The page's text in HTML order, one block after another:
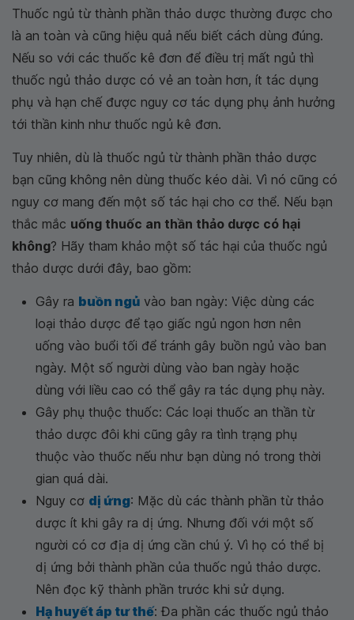
Thuốc ngủ từ thành phần thảo dược thường được cho
là an toàn và cũng hiệu quả nếu biết cách dùng đúng.
Nếu so với các thuốc kê đơn để điều trị mất ngủ thì
thuốc ngủ thảo dược có vẻ an toàn hơn, ít tác dụng
phụ và hạn chế được nguy cơ tác dụng phụ ảnh hưởng
tới thần kinh như thuốc ngủ kê đơn.
Tuy nhiên, dù là thuốc ngủ từ thành phần thảo dược
bạn cũng không nên dùng thuốc kéo dài. Vì nó cũng có
nguy cơ mang đến một số tác hại cho cơ thể. Nếu bạn
thắc mắc uống thuốc an thần thảo dược có hại
không? Hãy tham khảo một số tác hại của thuốc ngủ
thảo dược dưới đây, bao gồm:
Gây ra buồn ngủ vào ban ngày: Việc dùng các
loại thảo dược để tạo giấc ngủ ngon hơn nên
uống vào buổi tối để tránh gây buồn ngủ vào ban
ngày. Một số người dùng vào ban ngày hoặc
dùng với liều cao có thể gây ra tác dụng phụ này.
Gây phụ thuộc thuốc: Các loại thuốc an thần từ
thảo dược đôi khi cũng gây ra tình trạng phụ
thuộc vào thuốc nếu như bạn dùng nó trong thời
gian quá dài.
Nguy cơ dị ứng: Mặc dù các thành phần từ thảo
dược ít khi gây ra dị ứng. Nhưng đối với một số
người có cơ địa dị ứng cần chú ý. Vì họ có thể bị
dị ứng bởi thành phần của thuốc ngủ thảo dược.
Nên đọc kỹ thành phần trước khi sử dụng.
Hạ huyết áp tư thế: Đa phần các thuốc ngủ thảo